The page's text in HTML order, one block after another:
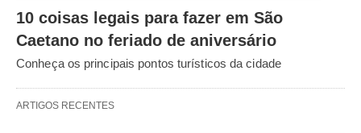
10 coisas legais para fazer em São
Caetano no feriado de aniversário
Conheça os principais pontos turísticos da cidade
ARTIGOS RECENTES